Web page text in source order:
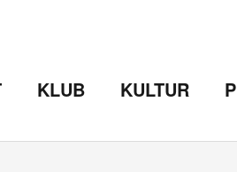
KLUB KULTUR